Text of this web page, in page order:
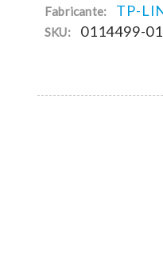
Fabricante: TP-
SKU: 0114499-01